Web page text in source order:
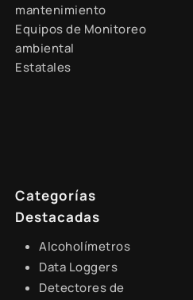
mantenimiento
Equipos de Monitoreo
ambiental
Estatales
Categorías
Destacadas
Alcoholímetros
Data Loggers
Detectores de